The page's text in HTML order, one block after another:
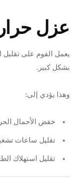
عزل
يعمل الفوم على تقليل
بشكل كبير.
وهذا يؤدي إلى:
خفض الأحمال
تقليل ساعات
تقليل استهلاك